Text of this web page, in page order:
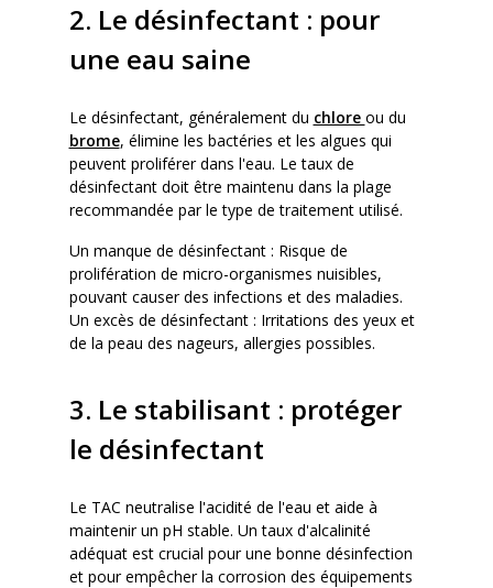
2. Le désinfectant : pour
une eau saine
Le désinfectant, généralement du chlore ou du
brome, élimine les bactéries et les algues qui
peuvent proliférer dans l'eau. Le taux de
désinfectant doit être maintenu dans la plage
recommandée par le type de traitement utilisé.
Un manque de désinfectant : Risque de
prolifération de micro-organismes nuisibles,
pouvant causer des infections et des maladies.
Un excès de désinfectant : Irritations des yeux et
de la peau des nageurs, allergies possibles.
3. Le stabilisant : protéger
le désinfectant
Le TAC neutralise l'acidité de l'eau et aide à
maintenir un pH stable. Un taux d'alcalinité
adéquat est crucial pour une bonne désinfection
et pour empêcher la corrosion des équipements